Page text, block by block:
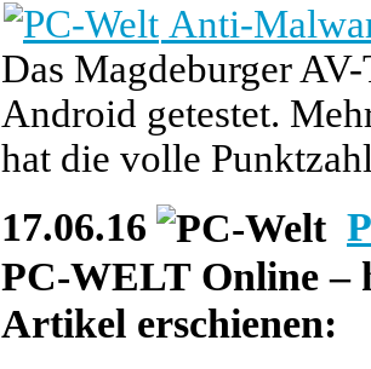
Anti-
Das Magdeburger
Android getestet.
hat die volle
17.06.16
PC-WELT Online –
Artikel erschienen: